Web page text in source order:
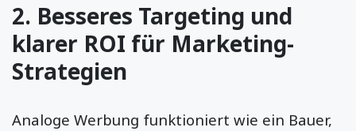
2. Besseres Targeting und
klarer ROI für Marketing-
Strategien
Analoge Werbung funktioniert wie ein Bauer,